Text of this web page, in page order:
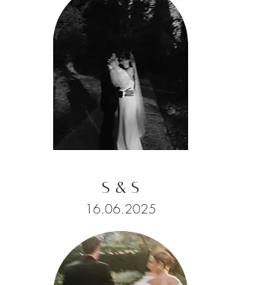
S & s
16.06.2025